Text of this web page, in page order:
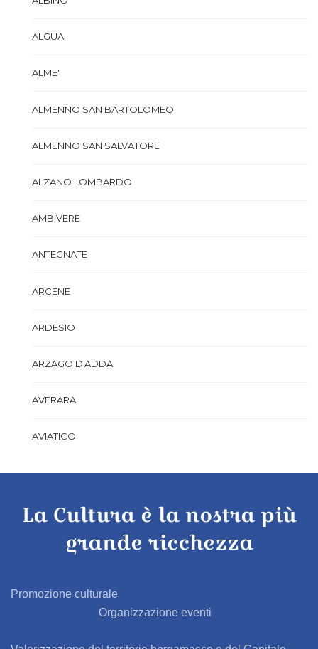
ALGUA
ALME'
ALMENNO SAN BARTOLOMEO
ALMENNO SAN SALVATORE
ALZANO LOMBARDO
AMBIVERE
ANTEGNATE
ARCENE
ARDESIO
ARZAGO D'ADDA
AVERARA
AVIATICO
AZZANO SAN PAOLO
AZZONE
BAGNATICA
La Cultura è la nostra più
grande ricchezza
Promozione culturale
Organizzazione eventi